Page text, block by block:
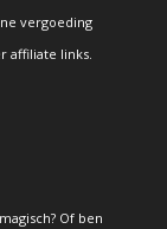
vergoeding
affiliate links.
Of ben